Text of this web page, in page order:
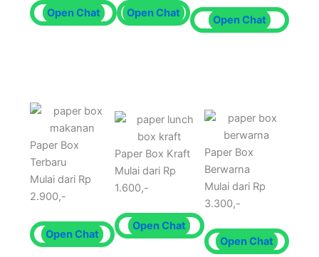
Open Chat Open Chat
Open Chat
Paper Box
Terbaru
Mulai dari Rp
2.900,-
Open Chat
Paper Box Kraft
Mulai dari Rp
1.600,-
Open Chat
Paper Box
Berwarna
Mulai dari Rp
3.300,-
Open Chat